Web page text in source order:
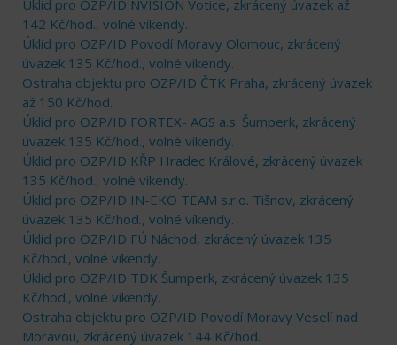
Úklid pro OZP/ID NVISION Votice, zkrácený úvazek až
142 Kč/hod., volné víkendy.
Úklid pro OZP/ID Povodí Moravy Olomouc, zkrácený
úvazek 135 Kč/hod., volné víkendy.
Ostraha objektu pro OZP/ID ČTK Praha, zkrácený úvazek
až 150 Kč/hod.
Úklid pro OZP/ID FORTEX- AGS a.s. Šumperk, zkrácený
úvazek 135 Kč/hod., volné víkendy.
Úklid pro OZP/ID KŘP Hradec Králové, zkrácený úvazek
135 Kč/hod., volné víkendy.
Úklid pro OZP/ID IN-EKO TEAM s.r.o. Tišnov, zkrácený
úvazek 135 Kč/hod., volné víkendy.
Úklid pro OZP/ID FÚ Náchod, zkrácený úvazek 135
Kč/hod., volné víkendy.
Úklid pro OZP/ID TDK Šumperk, zkrácený úvazek 135
Kč/hod., volné víkendy.
Ostraha objektu pro OZP/ID Povodí Moravy Veselí nad
Moravou, zkrácený úvazek 144 Kč/hod.